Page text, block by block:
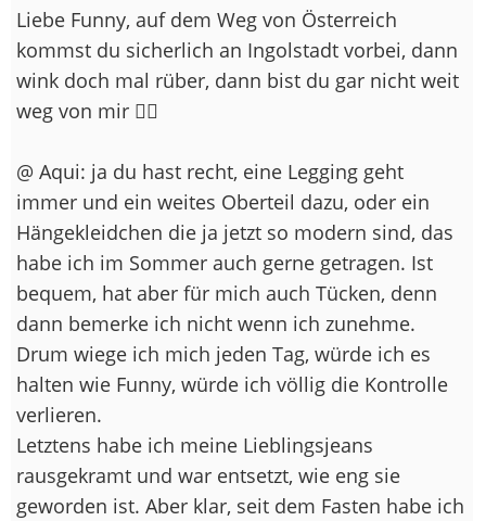
Liebe Funny, auf dem Weg von Österreich
kommst du sicherlich an Ingolstadt vorbei, dann
wink doch mal rüber, dann bist du gar nicht weit
weg von mir 🙋‍♀️
@ Aqui: ja du hast recht, eine Legging geht
immer und ein weites Oberteil dazu, oder ein
Hängekleidchen die ja jetzt so modern sind, das
habe ich im Sommer auch gerne getragen. Ist
bequem, hat aber für mich auch Tücken, denn
dann bemerke ich nicht wenn ich zunehme.
Drum wiege ich mich jeden Tag, würde ich es
halten wie Funny, würde ich völlig die Kontrolle
verlieren.
Letztens habe ich meine Lieblingsjeans
rausgekramt und war entsetzt, wie eng sie
geworden ist. Aber klar, seit dem Fasten habe ich